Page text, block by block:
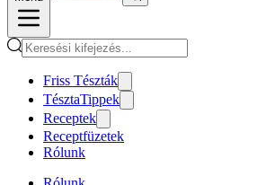
Friss Tészták
TésztaTippek
Receptek
Receptfüzetek
Rólunk